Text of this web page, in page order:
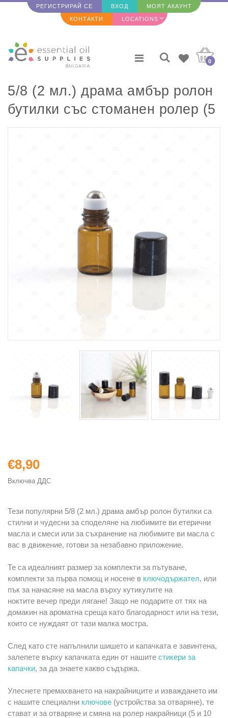
РЕГИСТРИРАЙ СЕ ВХОД МОЯТ АКАУНТ
КОНТАКТИ LOCATIONS
0
5/8 (2 мл.) драма амбър ролон
бутилки със стоманен ролер (5
бр.)
€8,90
Включва ДДС
Тези популярни 5/8 (2 мл.) драма амбър ролон бутилки са
стилни и чудесни за споделяне на любимите ви етерични
масла и смеси или за съхранение на любимите ви масла с
вас в движение, готови за незабавно приложение.
Те са идеалният размер за комплекти за пътуване,
комплекти за първа помощ и носене в ключодържател, или
пък за нанасяне на масла върху кутикулите на
ноктите вечер преди лягане! Защо не подарите от тях на
домакин на ароматна среща като благодарност или на тези,
които се нуждаят от тази малка мостра.
След като сте напълнили шишето и капачката е завинтена,
залепете върху капачката един от нашите стикери за
капачки, за да знаете какво съдържа.
Улеснете премахването на накрайниците и изваждането им
с нашите специални ключове (устройства за отваряне), те
стават и за отваряне и смяна на ролер накрайници (5 и 10